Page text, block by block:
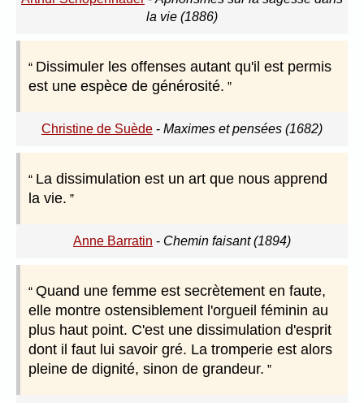
la vie (1886)
Dissimuler les offenses autant qu'il est permis
est une espèce de générosité.
Christine de Suède - Maximes et pensées (1682)
La dissimulation est un art que nous apprend
la vie.
Anne Barratin - Chemin faisant (1894)
Quand une femme est secrètement en faute,
elle montre ostensiblement l'orgueil féminin au
plus haut point. C'est une dissimulation d'esprit
dont il faut lui savoir gré. La tromperie est alors
pleine de dignité, sinon de grandeur.